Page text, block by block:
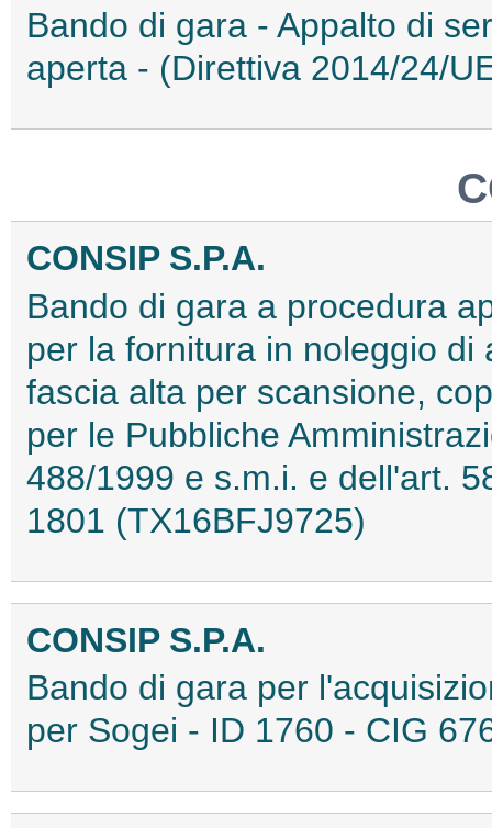
Bando di gara - Appalto di
aperta - (Direttiva 2014/24/
CONSIP S.P.A.
Bando di gara a procedura
per la fornitura in noleggio
fascia alta per scansione,
per le Pubbliche
488/1999 e s.m.i. e dell'art.
1801 (TX16BFJ9725)
CONSIP S.P.A.
Bando di gara per
per Sogei - ID 1760 - CIG